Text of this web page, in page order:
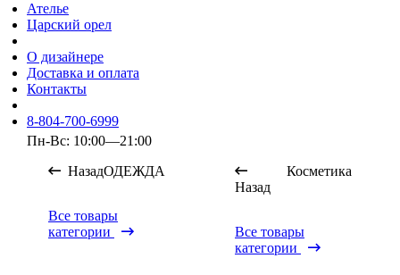
Ателье
Царский орел
О дизайнере
Доставка и оплата
Контакты
8-804-700-6999
Пн-Вс: 10:00—21:00
НазадОДЕЖДА
Все товары
категории
Назад
Косметика
Все товары
категории